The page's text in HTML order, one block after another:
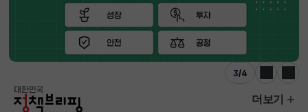
3/4
이전 다음